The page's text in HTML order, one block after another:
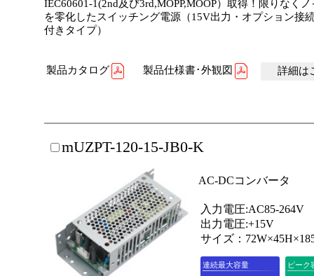
IEC60601-1(2nd及び3rd,MOPP,MOOP）取得！限りなく
を零化したスイッチング電源（15V出力・オプション接
付きタイプ）
製品カタログ 製品仕様書･外観図 詳細は
mUZPT-120-15-JB0-K
AC-DCコンバータ
入力電圧:AC85-264V
出力電圧:+15V
サイズ：
連続最大容量 ピーク